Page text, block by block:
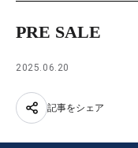
PRE SALE
2025.06.20
記事をシェア